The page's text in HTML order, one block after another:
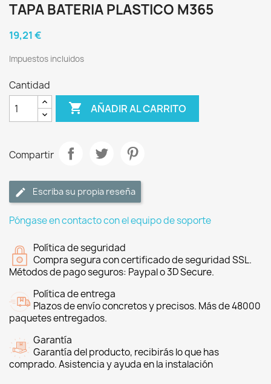
TAPA BATERIA PLASTICO M365
19,21 €
Impuestos incluidos
Cantidad
 AÑADIR AL CARRITO
Compartir
Escriba su propia reseña
Póngase en contacto con el equipo de soporte
Política de seguridad
Compra segura con certificado de seguridad SSL.
Métodos de pago seguros: Paypal o 3D Secure.
Política de entrega
Plazos de envío concretos y precisos. Más de 48000
paquetes entregados.
Garantía
Garantía del producto, recibirás lo que has
comprado. Asistencia y ayuda en la instalación